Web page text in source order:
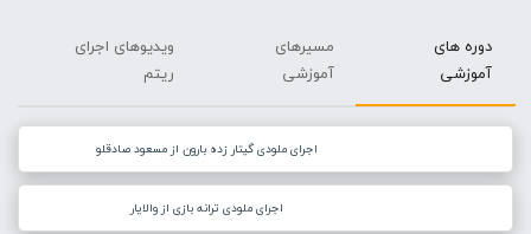
دوره های
آموزشی
مسیرهای
آموزشی
ویدیوهای اجرای
ریتم
اجرای ملودی گیتار زده بارون از مسعود صادقلو
اجرای ملودی ترانه بازی از والایار